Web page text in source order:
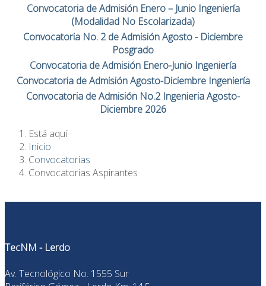
Convocatoria de Admisión Enero – Junio Ingeniería
(Modalidad No Escolarizada)
Convocatoria No. 2 de Admisión Agosto - Diciembre
Posgrado
Convocatoria de Admisión Enero-Junio Ingeniería
Convocatoria de Admisión Agosto-Diciembre Ingeniería
Convocatoria de Admisión No.2 Ingenieria Agosto-
Diciembre 2026
Está aquí:
Inicio
Convocatorias
Convocatorias Aspirantes
TecNM - Lerdo
Av. Tecnológico No. 1555 Sur